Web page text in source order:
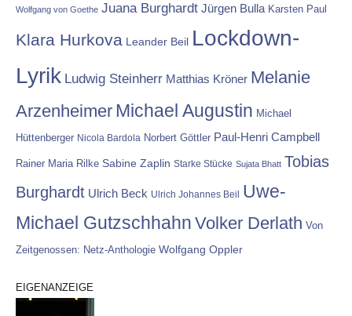
Wolfgang von Goethe Juana Burghardt Jürgen Bulla Karsten Paul
Klara Hurkova Leander Beil Lockdown-
Lyrik Ludwig Steinherr Matthias Kröner Melanie
Arzenheimer Michael Augustin Michael
Hüttenberger Nicola Bardola Norbert Göttler Paul-Henri Campbell
Rainer Maria Rilke Sabine Zaplin Starke Stücke Sujata Bhatt Tobias
Burghardt Ulrich Beck Ulrich Johannes Beil
Uwe-
Michael Gutzschhahn Volker Derlath Von
Zeitgenossen: Netz-Anthologie Wolfgang Oppler
EIGENANZEIGE